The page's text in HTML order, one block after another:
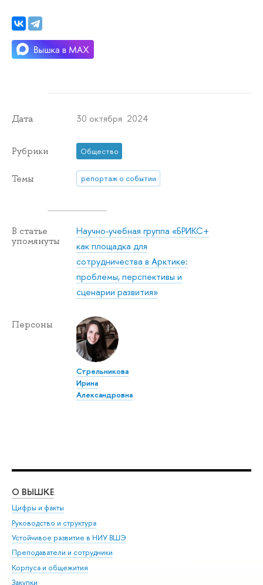
Дата 30 октября 2024
Рубрики Общество
Темы репортаж о событии
В статье
упомянуты
Научно-учебная группа «БРИКС+
как площадка для
сотрудничества в Арктике:
проблемы, перспективы и
сценарии развития»
Персоны
Стрельникова
Ирина
Александровна
О ВЫШКЕ
Цифры и факты
Руководство и структура
Устойчивое развитие в НИУ ВШЭ
Преподаватели и сотрудники
Корпуса и общежития
Закупки